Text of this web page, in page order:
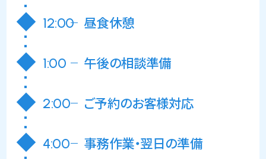
12:00 昼食休憩
1:00 午後の相談準備
2:00 ご予約のお客様対応
4:00 事務作業・翌日の準備